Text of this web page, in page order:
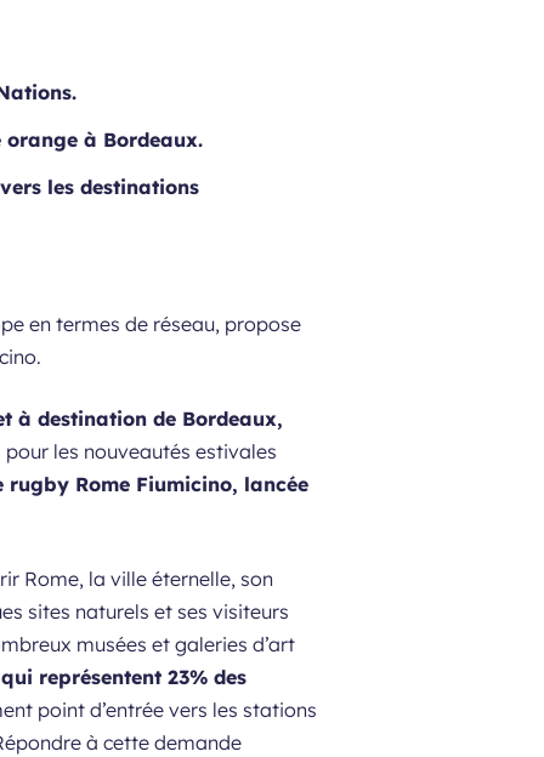
à Bordeaux.
les destinations
en termes de réseau, propose
à destination de Bordeaux,
les nouveautés estivales
Rome Fiumicino, lancée
Rome, la ville éternelle, son
sites naturels et ses visiteurs
musées et galeries d’art
représentent 23% des
point d’entrée vers les stations
à cette demande